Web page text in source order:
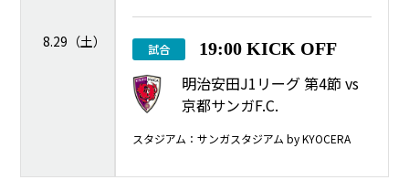
8.29（土） 試合 19:00 KICK OFF
明治安田J1リーグ 第4節 vs
京都サンガF.C.
スタジアム：サンガスタジアム by KYOCERA